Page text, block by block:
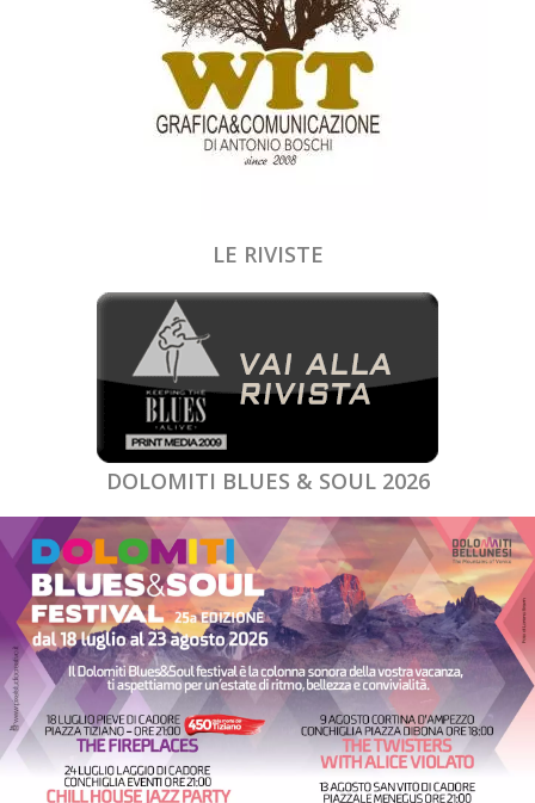
LE RIVISTE
DOLOMITI BLUES & SOUL 2026